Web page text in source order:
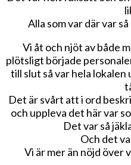
Alla som var där var
Vi åt och njöt av både
plötsligt började
till slut så var hela lokalen
Det är svårt att i ord
och uppleva det här var
Det var så
Och det
Vi är mer än nöjd över